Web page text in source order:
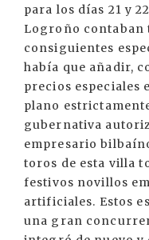
para los días 21 y
Logroño contaban
consiguientes
había que añadir,
precios especiales
plano
gubernativa
empresario
toros de esta villa
festivos novillos
artificiales. Estos
una gran